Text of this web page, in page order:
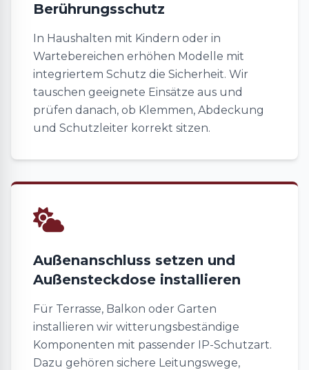
Berührungsschutz
In Haushalten mit Kindern oder in
Wartebereichen erhöhen Modelle mit
integriertem Schutz die Sicherheit. Wir
tauschen geeignete Einsätze aus und
prüfen danach, ob Klemmen, Abdeckung
und Schutzleiter korrekt sitzen.
Außenanschluss setzen und
Außensteckdose installieren
Für Terrasse, Balkon oder Garten
installieren wir witterungsbeständige
Komponenten mit passender IP-Schutzart.
Dazu gehören sichere Leitungswege,